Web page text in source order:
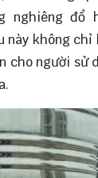
nghiêng đổ
này không chỉ
cho người sử